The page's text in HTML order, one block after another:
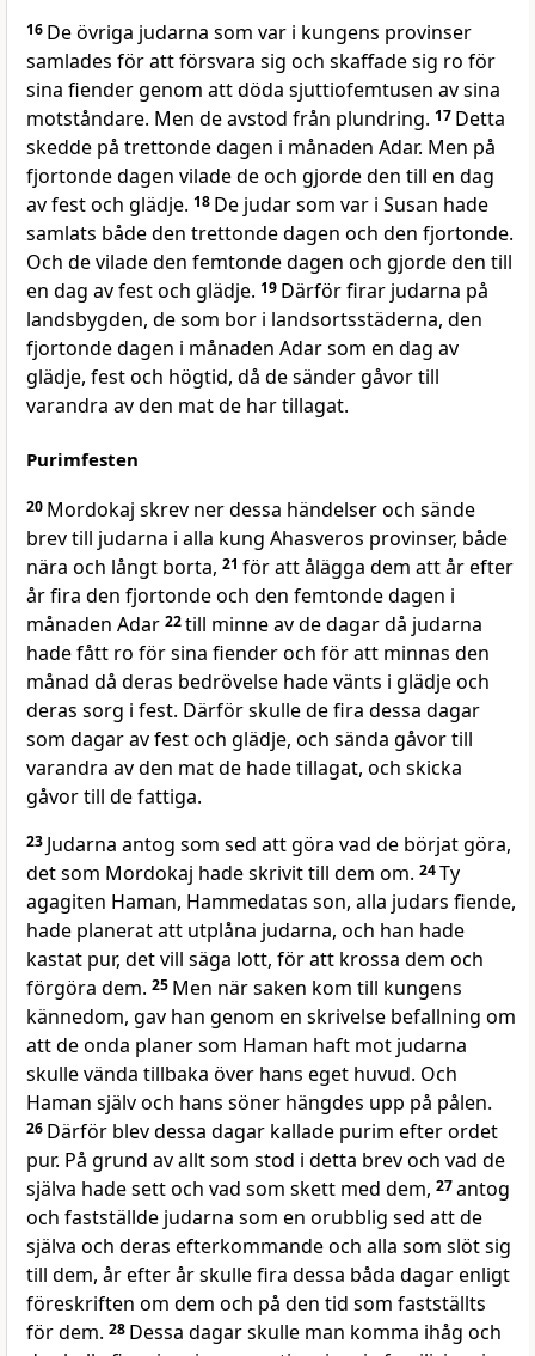
16 De övriga judarna som var i kungens provinser
samlades för att försvara sig och skaffade sig ro för
sina fiender genom att döda sjuttiofemtusen av sina
motståndare. Men de avstod från plundring. 17 Detta
skedde på trettonde dagen i månaden Adar. Men på
fjortonde dagen vilade de och gjorde den till en dag
av fest och glädje. 18 De judar som var i Susan hade
samlats både den trettonde dagen och den fjortonde.
Och de vilade den femtonde dagen och gjorde den till
en dag av fest och glädje. 19 Därför firar judarna på
landsbygden, de som bor i landsortsstäderna, den
fjortonde dagen i månaden Adar som en dag av
glädje, fest och högtid, då de sänder gåvor till
varandra av den mat de har tillagat.
Purimfesten
20 Mordokaj skrev ner dessa händelser och sände
brev till judarna i alla kung Ahasveros provinser, både
nära och långt borta, 21 för att ålägga dem att år efter
år fira den fjortonde och den femtonde dagen i
månaden Adar 22till minne av de dagar då judarna
hade fått ro för sina fiender och för att minnas den
månad då deras bedrövelse hade vänts i glädje och
deras sorg i fest. Därför skulle de fira dessa dagar
som dagar av fest och glädje, och sända gåvor till
varandra av den mat de hade tillagat, och skicka
gåvor till de fattiga.
23 Judarna antog som sed att göra vad de börjat göra,
det som Mordokaj hade skrivit till dem om. 24Ty
agagiten Haman, Hammedatas son, alla judars fiende,
hade planerat att utplåna judarna, och han hade
kastat pur, det vill säga lott, för att krossa dem och
förgöra dem. 25 Men när saken kom till kungens
kännedom, gav han genom en skrivelse befallning om
att de onda planer som Haman haft mot judarna
skulle vända tillbaka över hans eget huvud. Och
Haman själv och hans söner hängdes upp på pålen.
26 Därför blev dessa dagar kallade purim efter ordet
pur. På grund av allt som stod i detta brev och vad de
själva hade sett och vad som skett med dem, 27antog
och fastställde judarna som en orubblig sed att de
själva och deras efterkommande och alla som slöt sig
till dem, år efter år skulle fira dessa båda dagar enligt
föreskriften om dem och på den tid som fastställts
för dem. 28 Dessa dagar skulle man komma ihåg och